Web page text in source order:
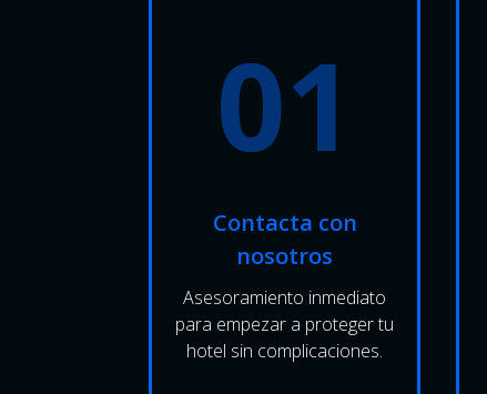
01
Contacta con
nosotros
Asesoramiento inmediato
para empezar a proteger tu
hotel sin complicaciones.